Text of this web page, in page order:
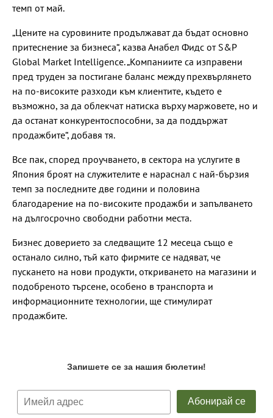
темп от май.
„Цените на суровините продължават да бъдат основно
притеснение за бизнеса“, казва Анабел Фидс от S&P
Global Market Intelligence. „Компаниите са изправени
пред труден за постигане баланс между прехвърлянето
на по-високите разходи към клиентите, където е
възможно, за да облекчат натиска върху маржовете, но и
да останат конкурентоспособни, за да поддържат
продажбите“, добавя тя.
Все пак, според проучването, в сектора на услугите в
Япония броят на служителите е нараснал с най-бързия
темп за последните две години и половина
благодарение на по-високите продажби и запълването
на дългосрочно свободни работни места.
Бизнес доверието за следващите 12 месеца също е
останало силно, тъй като фирмите се надяват, че
пускането на нови продукти, откриването на магазини и
подобреното търсене, особено в транспорта и
информационните технологии, ще стимулират
продажбите.